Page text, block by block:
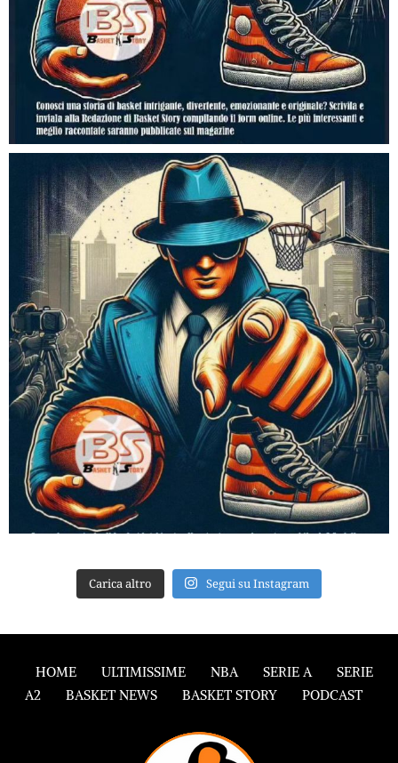
Carica altro Segui su Instagram
HOME ULTIMISSIME NBA SERIE A
SERIE
A2
BASKET NEWS BASKET STORY PODCAST